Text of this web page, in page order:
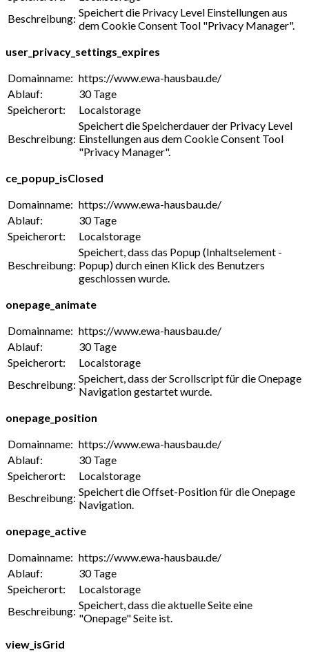
Beschreibung: Speichert die Privacy Level Einstellungen aus
dem Cookie Consent Tool "Privacy Manager".
user_privacy_settings_expires
Domainname: https://www.ewa-hausbau.de/
Ablauf:
30 Tage
Speicherort:
Localstorage
Beschreibung:
Speichert die Speicherdauer der Privacy Level
Einstellungen aus dem Cookie Consent Tool
"Privacy Manager".
ce_popup_isClosed
Domainname: https://www.ewa-hausbau.de/
Ablauf:
30 Tage
Speicherort:
Localstorage
Beschreibung:
Speichert, dass das Popup (Inhaltselement -
Popup) durch einen Klick des Benutzers
geschlossen wurde.
onepage_animate
Domainname: https://www.ewa-hausbau.de/
Ablauf:
30 Tage
Speicherort:
Localstorage
Beschreibung: Speichert, dass der Scrollscript für die Onepage
Navigation gestartet wurde.
onepage_position
Domainname: https://www.ewa-hausbau.de/
Ablauf:
30 Tage
Speicherort:
Localstorage
Beschreibung: Speichert die Offset-Position für die Onepage
Navigation.
onepage_active
Domainname: https://www.ewa-hausbau.de/
Ablauf:
30 Tage
Speicherort:
Localstorage
Beschreibung: Speichert, dass die aktuelle Seite eine
"Onepage" Seite ist.
view_isGrid